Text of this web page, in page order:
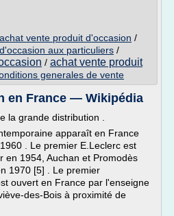
vente produit d'occasion /
aux particuliers /
/ achat vente produit
generales de vente
en France — Wikipédia
la grande distribution .
apparaît en France
. Le premier E.Leclerc est
en 1954, Auchan et Promodès
1970 [5] . Le premier
ouvert en France par l'enseigne
des-Bois à proximité de